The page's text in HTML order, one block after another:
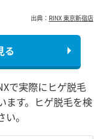
出典： RINX 東京新宿店
る
で実際にヒゲ脱毛
ます。ヒゲ脱毛を検
。